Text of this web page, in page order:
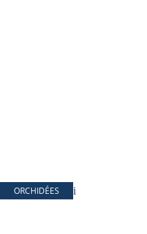
ORCHIDÉES